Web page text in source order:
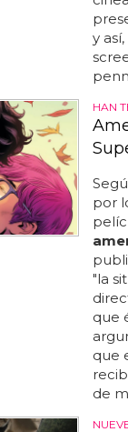
y
HAN
por
"la
que
que
de